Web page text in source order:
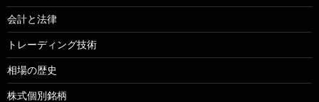
会計と法律
トレーディング技術
相場の歴史
株式個別銘柄